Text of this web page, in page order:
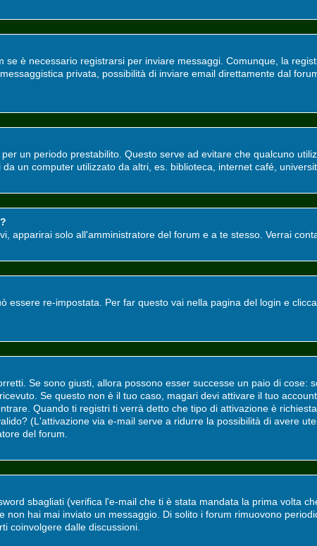
è necessario registrarsi per inviare messaggi. Comunque, la
privata, possibilità di inviare email direttamente dal
per un periodo prestabilito. Questo serve ad evitare che qualcuno
un computer utilizzato da altri, es. biblioteca, internet café,
apparirai solo all'amministratore del forum e a te stesso. Verrai
essere re-impostata. Per far questo vai nella pagina del login e
Se sono giusti, allora possono esser successe un paio di cose:
Se questo non è il tuo caso, magari devi attivare il tuo
Quando ti registri ti verrà detto che tipo di attivazione è
(L'attivazione via e-mail serve a ridurre la possibilità di avere
del forum.
sbagliati (verifica l'e-mail che ti è stata mandata la prima volta
hai mai inviato un messaggio. Di solito i forum rimuovono
coinvolgere dalle discussioni.